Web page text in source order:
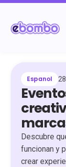
Espanol
Descubre
funcionan y
crear